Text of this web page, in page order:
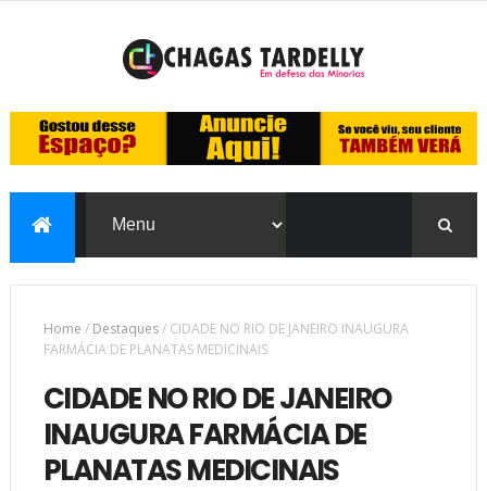
Home / Destaques/ CIDADE NO RIO DE JANEIRO INAUGURA
FARMÁCIA DE PLANATAS MEDICINAIS
CIDADE NO RIO DE JANEIRO
INAUGURA FARMÁCIA DE
PLANATAS MEDICINAIS